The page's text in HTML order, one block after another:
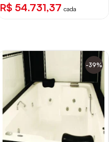
R$ 54.731,37 cada
-39%